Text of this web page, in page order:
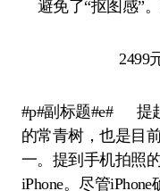
避免了“抠图感”
2499
#p#副标题#e# 提
的常青树，也是目
一。提到手机拍照
iPhone。尽管